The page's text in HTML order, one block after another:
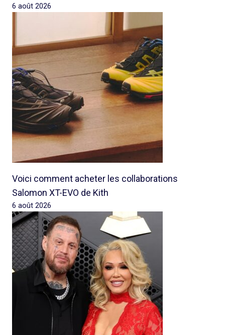
6 août 2026
Voici comment acheter les collaborations
Salomon XT-EVO de Kith
6 août 2026